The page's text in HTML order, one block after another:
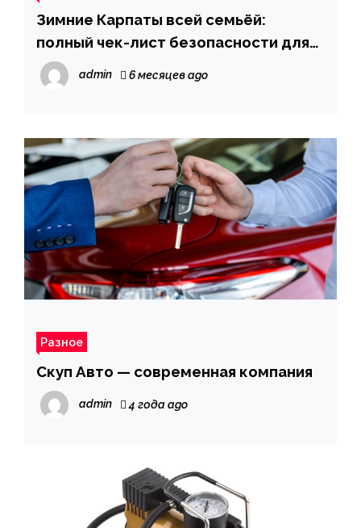
Зимние Карпаты всей семьёй:
полный чек-лист безопасности для
семейного авто 2026
admin 6 месяцев ago
Разное
Скуп Авто — современная компания
admin 4 года ago